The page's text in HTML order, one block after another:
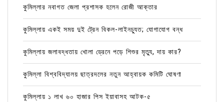
কুমিল্লার নবাগত জেলা প্রশাসক হলেন রোজী আক্তার
কুমিল্লায় একই সময় দুই ট্রেন বিকল-লাইনচ্যুত; যোগাযোগ বন্ধ
কুমিল্লায় জলাবদ্ধতায় খোলা ড্রেনে পড়ে শিশুর মৃত্যু, দায় কার?
কুমিল্লা বিশ্ববিদ্যালয় ছাত্রদলের নতুন আহ্বায়ক কমিটি ঘোষণা
কুমিল্লায় ১ লাখ ৬০ হাজার পিস ইয়াবাসহ আটক-৫